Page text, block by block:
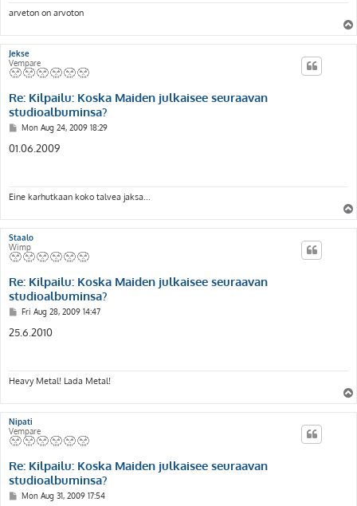
arveton on arvoton
Jekse
Vempare
Re: Kilpailu: Koska Maiden julkaisee seuraavan
studioalbuminsa?
P
s
t
Mon Aug 24, 2009 18:29
01.06.2009
Eine karhutkaan koko talvea jaksa...
Staalo
Wimp
Re: Kilpailu: Koska Maiden julkaisee seuraavan
studioalbuminsa?
P
s
t
Fri Aug 28, 2009 14:47
25.6.2010
Heavy Metal! Lada Metal!
Nipati
Vempare
Re: Kilpailu: Koska Maiden julkaisee seuraavan
studioalbuminsa?
PMon Aug 31, 2009 17:54